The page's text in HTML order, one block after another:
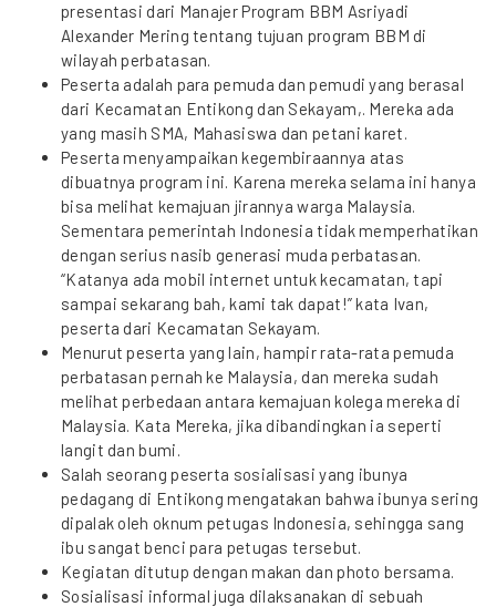
presentasi dari Manajer Program BBM Asriyadi
Alexander Mering tentang tujuan program BBM di
wilayah perbatasan.
Peserta adalah para pemuda dan pemudi yang berasal
dari Kecamatan Entikong dan Sekayam,. Mereka ada
yang masih SMA, Mahasiswa dan petani karet.
Peserta menyampaikan kegembiraannya atas
dibuatnya program ini. Karena mereka selama ini hanya
bisa melihat kemajuan jirannya warga Malaysia.
Sementara pemerintah Indonesia tidak memperhatikan
dengan serius nasib generasi muda perbatasan.
“Katanya ada mobil internet untuk kecamatan, tapi
sampai sekarang bah, kami tak dapat!” kata Ivan,
peserta dari Kecamatan Sekayam.
Menurut peserta yang lain, hampir rata-rata pemuda
perbatasan pernah ke Malaysia, dan mereka sudah
melihat perbedaan antara kemajuan kolega mereka di
Malaysia. Kata Mereka, jika dibandingkan ia seperti
langit dan bumi.
Salah seorang peserta sosialisasi yang ibunya
pedagang di Entikong mengatakan bahwa ibunya sering
dipalak oleh oknum petugas Indonesia, sehingga sang
ibu sangat benci para petugas tersebut.
Kegiatan ditutup dengan makan dan photo bersama.
Sosialisasi informal juga dilaksanakan di sebuah